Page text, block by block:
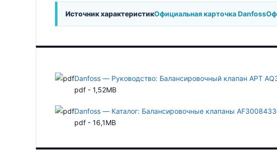
Источник характеристикОфициальная карточка Danfoss
Danfoss — Руководство: Балансировочный клапан APT
pdf - 1,52MB
Danfoss — Каталог: Балансировочные клапаны
pdf - 16,1MB